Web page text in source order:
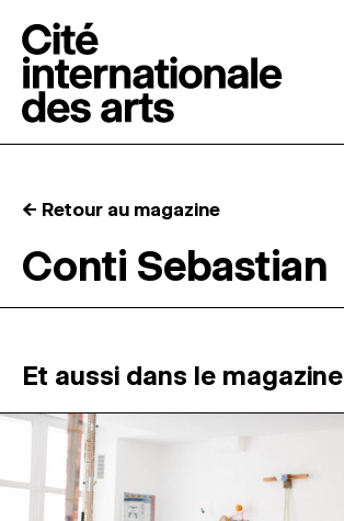
RÉSIDENCES ↓
ATELIERS OUVERTS
PROGRAMMATION
MAGAZINE
← Retour au magazine
Conti Sebastian
Et aussi dans le magazine